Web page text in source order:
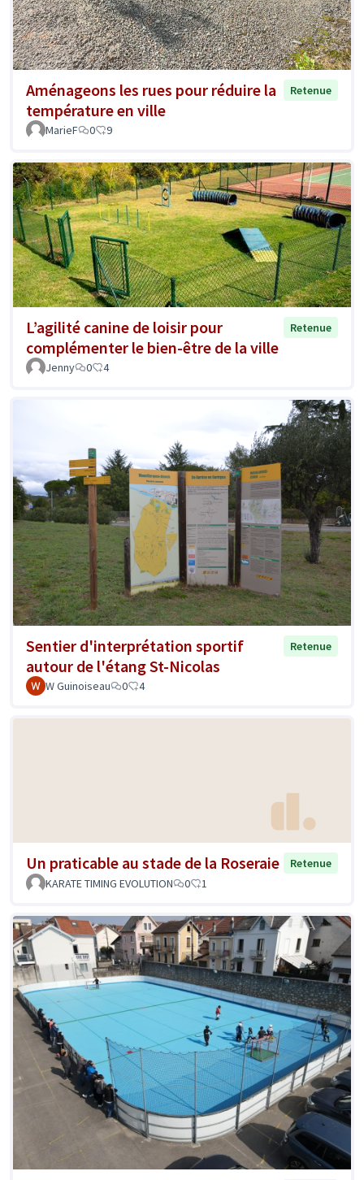
Aménageons les rues pour réduire la
température en ville
Retenue
MarieF 0 9
L’agilité canine de loisir pour
complémenter le bien-être de la ville
Retenue
Jenny 0 4
Sentier d'interprétation sportif
autour de l'étang St-Nicolas
Retenue
W Guinoiseau 0 4
Un praticable au stade de la Roseraie
Retenue
KARATE TIMING EVOLUTION
0 1